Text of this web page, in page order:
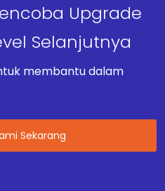
Upgrade
Selanjutnya
membantu dalam
Sekarang